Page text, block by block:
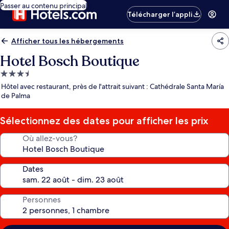
Passer au contenu principal
Télécharger l’appli
Afficher tous les hébergements
Hotel Bosch Boutique
Hébergement
3.5 étoiles
Hôtel avec restaurant, près de l'attrait suivant : Cathédrale Santa María
de Palma
Sélectionnez des dates pour afficher les prix
Où allez-vous?
Dates
Personnes